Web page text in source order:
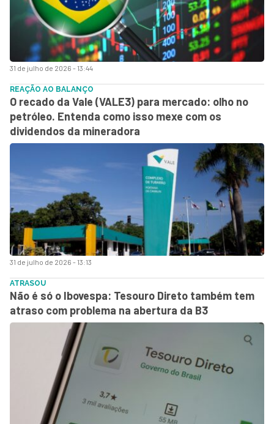
31 de julho de 2026 - 13:44
31 de julho de 2026 - 13:13
REAÇÃO AO BALANÇO
O recado da Vale (VALE3) para mercado: olho no
petróleo. Entenda como isso mexe com os
dividendos da mineradora
ATRASOU
Não é só o Ibovespa: Tesouro Direto também tem
atraso com problema na abertura da B3